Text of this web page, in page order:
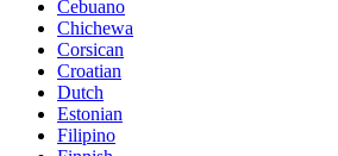
Cebuano
Chichewa
Corsican
Croatian
Dutch
Estonian
Filipino